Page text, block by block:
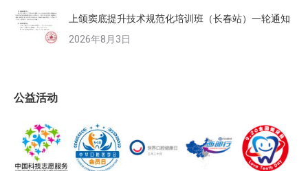
上颌窦底提升技术规范化培训班（长春站）一轮通知
2026年8月3日
公益活动